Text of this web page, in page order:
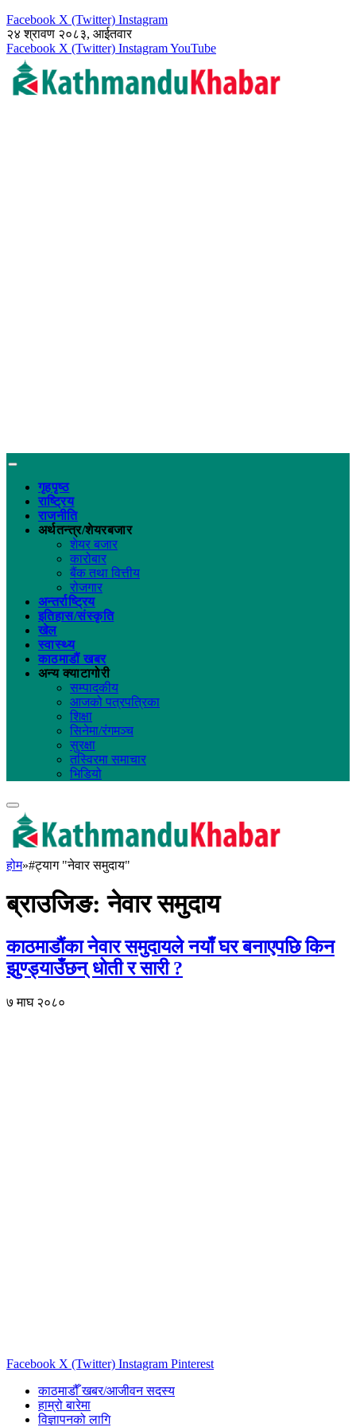
Facebook X (Twitter) Instagram
२४ श्रावण २०८३, आईतवार
Facebook X (Twitter) InstagramYouTube
गृहपृष्ठ
राष्ट्रिय
राजनीति
अर्थतन्त्र/शेयरबजार
शेयर बजार
कारोबार
बैंक तथा वित्तीय
रोजगार
अन्तर्राष्ट्रिय
इतिहास/संस्कृति
खेल
स्वास्थ्य
काठमाडौं खबर
अन्य क्याटागोरी
सम्पादकीय
आजको पत्रपत्रिका
शिक्षा
सिनेमा/रंगमञ्च
सुरक्षा
तस्विरमा समाचार
भिडियो
होम»#ट्याग "नेवार समुदाय"
ब्राउजिङ:नेवार समुदाय
काठमाडौंका नेवार समुदायले नयाँ घर बनाएपछि किन
झुण्ड्याउँछन् धोती र सारी ?
७ माघ २०८०
Facebook X (Twitter) Instagram Pinterest
काठमाडौँ खबर/आजीवन सदस्य
हाम्रो बारेमा
विज्ञापनको लागि